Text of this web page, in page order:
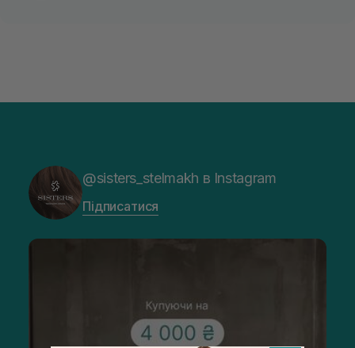
@sisters_stelmakh в Instagram
Підписатися